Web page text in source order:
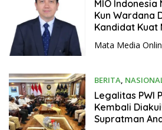
MIO Indonesia
Kun Wardana
Kandidat Kuat
Mata Media
BERITA,
11/09/2025
Legalitas PWI
Kembali
Supratman